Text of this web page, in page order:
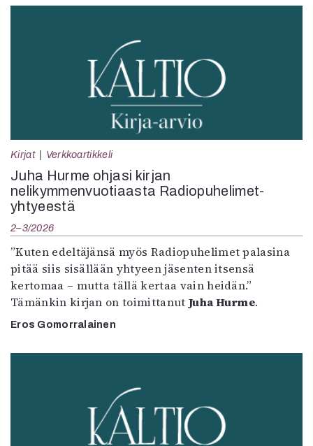
Kirjat Verkkoartikkeli
Juha Hurme ohjasi kirjan
nelikymmenvuotiaasta Radiopuhelimet-
yhtyeestä
2–3/2026
”Kuten edeltäjänsä myös Radiopuhelimet palasina
pitää siis sisällään yhtyeen jäsenten itsensä
kertomaa – mutta tällä kertaa vain heidän.”
Tämänkin kirjan on toimittanut Juha Hurme.
Eros Gomorralainen